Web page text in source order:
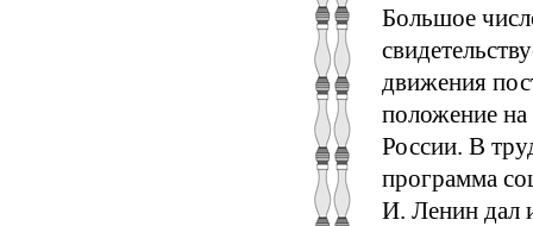
Большое
движения
положение
России. В
программа
И. Ленин дал